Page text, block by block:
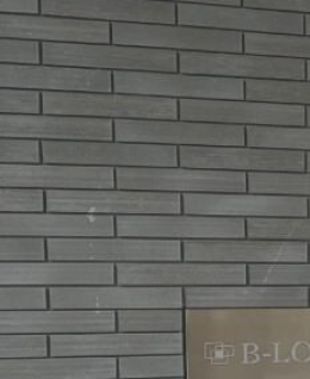
企業理念
製作の流れ
WORKS